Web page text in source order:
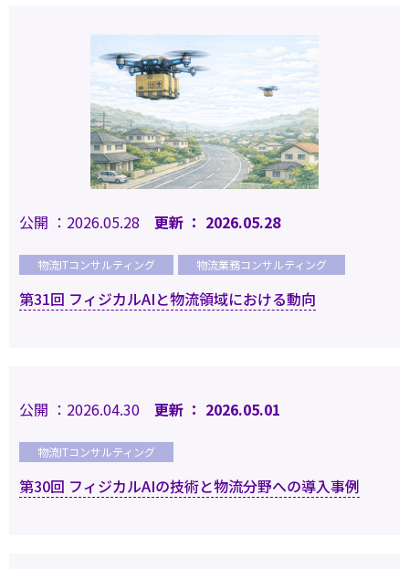
公開 ：2026.05.28 更新 ： 2026.05.28
物流ITコンサルティング 物流業務コンサルティング
第31回 フィジカルAIと物流領域における動向
公開 ：2026.04.30 更新 ： 2026.05.01
物流ITコンサルティング
第30回 フィジカルAIの技術と物流分野への導入事例